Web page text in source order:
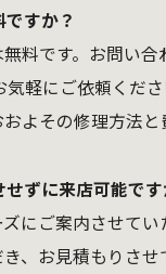
すか？
料です。お問い合
軽にご依頼くだ
よその修理方法
ずに来店可能です
にご案内させて
、お見積もりさ